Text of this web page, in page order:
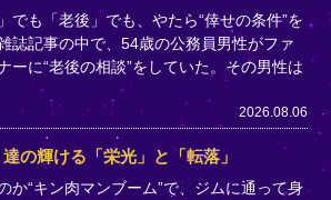
でも「老後」でも、やたら“倖せの条件”を
誌記事の中で、54歳の公務員男性がファ
ーに“老後の相談”をしていた。その男性は
2026.08.06
達の輝ける「栄光」と「転落」
か“キン肉マンブーム”で、ジムに通って身